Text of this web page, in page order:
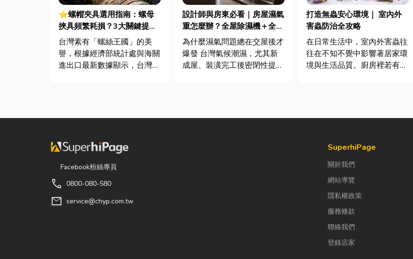
⭐螺帽夾具選用指南：螺母
挾具頻繁耗損？3大關鍵提升
扣件成型良率與壽命
台灣素有「螺絲王國」的美
譽，根據經濟部統計處與海關
進出口最新數據顯示，台灣扣
的關...
設計師與房東必看｜房屋濕氣
重怎麼辦？全屋除濕機＋全熱
交換器整合安裝|提升居住品
質與續租率
為什麼濕氣問題總在交屋後才
爆發 台灣氣候潮濕，尤其新
成屋、裝潢完工後密閉性提
打造無蟲安心環境｜ 室內外
害蟲防治全攻略
在日常生活中，室內外害蟲往
往在不知不覺中影響著居家環
境與生活品質。廚房裡若有食
潔，更可能...
Facebook粉絲專頁
call 0800-080-580
mail service@chyp.com.tw
SuperhiPage
關於我們
網站導覽
隱私權政策
服務條款
聯絡我們
登錄店家